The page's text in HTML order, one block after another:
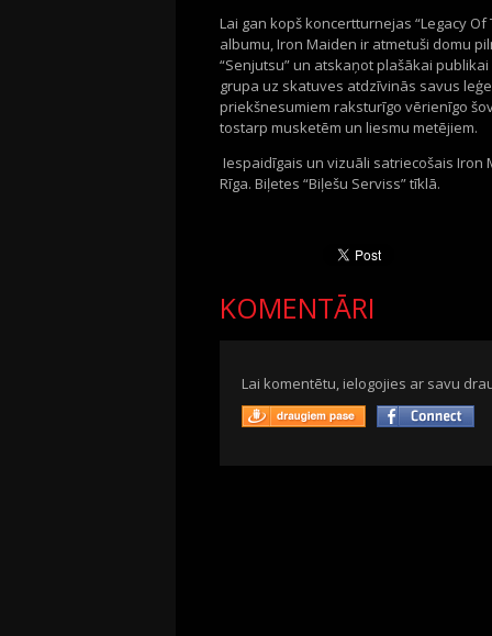
Lai gan kopš koncertturnejas “Legacy
albumu, Iron Maiden ir atmetuši domu
“Senjutsu” un atskaņot plašākai
grupa uz skatuves atdzīvinās savus
priekšnesumiem raksturīgo vērienīgo
tostarp musketēm un liesmu metējiem.
Iespaidīgais un vizuāli satriecošais Iron
Rīga. Biļetes “Biļešu Serviss” tīklā.
KOMENTĀRI
Lai komentētu, ielogojies ar savu